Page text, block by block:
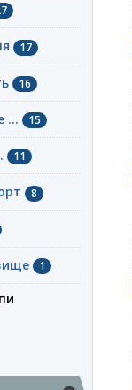
17
16
... 15
11
8
1